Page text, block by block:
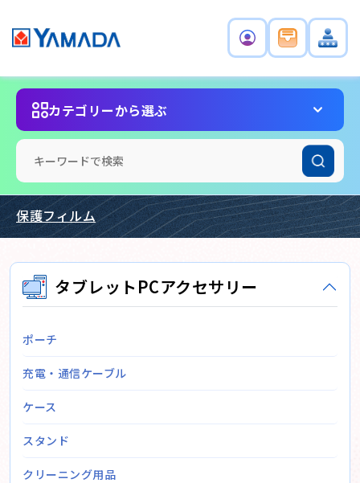
カテゴリーから選ぶ
保護フィルム
タブレットPCアクセサリー
ポーチ
充電・通信ケーブル
ケース
スタンド
クリーニング用品